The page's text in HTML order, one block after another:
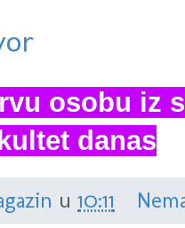
osobu iz
danas
u 10:11